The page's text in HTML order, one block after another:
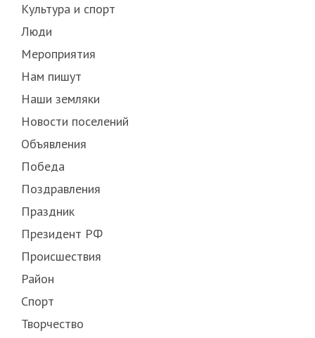
Культура и спорт
Люди
Мероприятия
Нам пишут
Наши земляки
Новости поселений
Объявления
Победа
Поздравления
Праздник
Президент РФ
Происшествия
Район
Спорт
Творчество